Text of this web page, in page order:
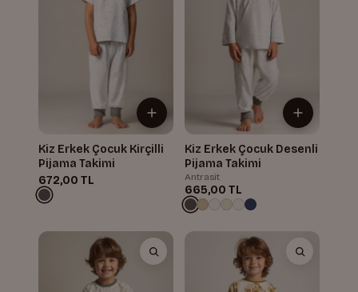
Kiz Erkek Çocuk Kirçilli
Pijama Takimi
672,00 TL
Kiz Erkek Çocuk Desenli
Pijama Takimi
Antrasit
665,00 TL